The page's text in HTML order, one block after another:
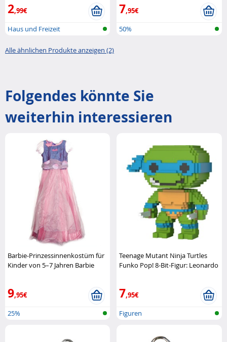
2,99€
Haus und Freizeit
7,95€
50%
Alle ähnlichen Produkte anzeigen (2)
Folgendes könnte Sie
weiterhin interessieren
Barbie-Prinzessinnenkostüm für
Kinder von 5–7 Jahren Barbie
9,95€
25%
Teenage Mutant Ninja Turtles
Funko Pop! 8-Bit-Figur: Leonardo
7,95€
Figuren